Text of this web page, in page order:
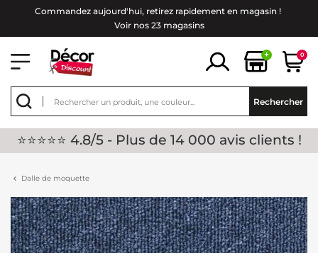
Commandez aujourd'hui, retirez rapidement en magasin !
Voir nos 23 magasins
+ 0
Rechercher
⭐⭐⭐⭐⭐ 4.8/5 - Plus de 14 000 avis clients !
Dalle de moquette